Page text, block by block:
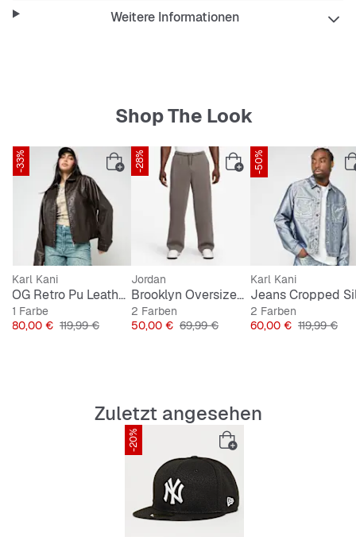
Krone mit aufgestickten Luftlöchern
New York Yankees-Logostickerei auf der Front
New Era-Logostickerei an der Seite
MLB-Logostickerei hinten
Fitted Style für optimale Passform
Material: 100% Baumwolle
Weitere Informationen
Shop The Look
-33%
Karl Kani
OG Retro Pu Leather Boxy Jacket
1 Farbe
Preis
80,00 € Originalpreis
119,99 €
-28%
Jordan
Brooklyn Oversized Open-Hem Pant
2 Farben
Preis
50,00 € Originalpreis
69,99 €
-50%
Karl Kani
2 Farben
Preis
60,00 € 119,99 €
Zuletzt angesehen
-20%